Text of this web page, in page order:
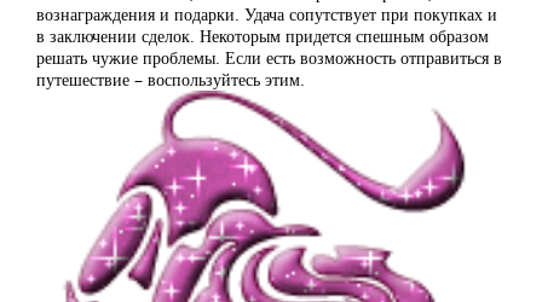
вознаграждения и подарки. Удача сопутствует при покупках и
в заключении сделок. Некоторым придется спешным образом
решать чужие проблемы. Если есть возможность отправиться в
путешествие – воспользуйтесь этим.